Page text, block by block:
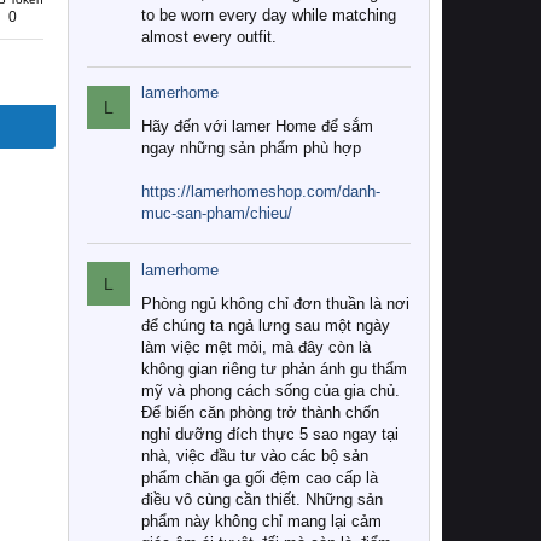
0
to be worn every day while matching
almost every outfit.
L
lamerhome
Hãy đến với lamer Home để sắm
ngay những sản phẩm phù hợp
https://lamerhomeshop.com/danh-
muc-san-pham/chieu/
L
lamerhome
Phòng ngủ không chỉ đơn thuần là nơi
để chúng ta ngả lưng sau một ngày
làm việc mệt mỏi, mà đây còn là
không gian riêng tư phản ánh gu thẩm
mỹ và phong cách sống của gia chủ.
Để biến căn phòng trở thành chốn
nghỉ dưỡng đích thực 5 sao ngay tại
nhà, việc đầu tư vào các bộ sản
phẩm chăn ga gối đệm cao cấp là
điều vô cùng cần thiết. Những sản
phẩm này không chỉ mang lại cảm